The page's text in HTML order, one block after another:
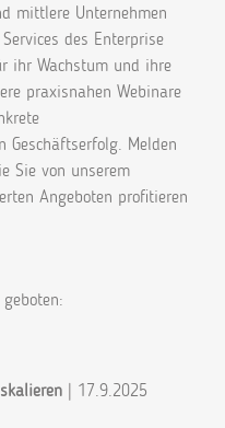
mittlere Unternehmen
des Enterprise
ihr Wachstum und ihre
praxisnahen Webinare
Geschäftserfolg. Melden
Sie von unserem
Angeboten profitieren
| 17.9.2025